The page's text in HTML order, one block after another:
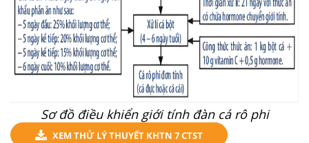
Sơ đồ điều khiển giới tính đàn cá rô phi
XEM THỬ LÝ THUYẾT KHTN 7 CTST